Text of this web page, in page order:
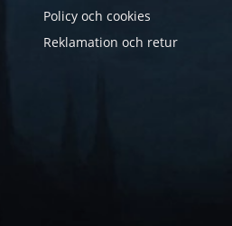
Policy och cookies
Reklamation och retur